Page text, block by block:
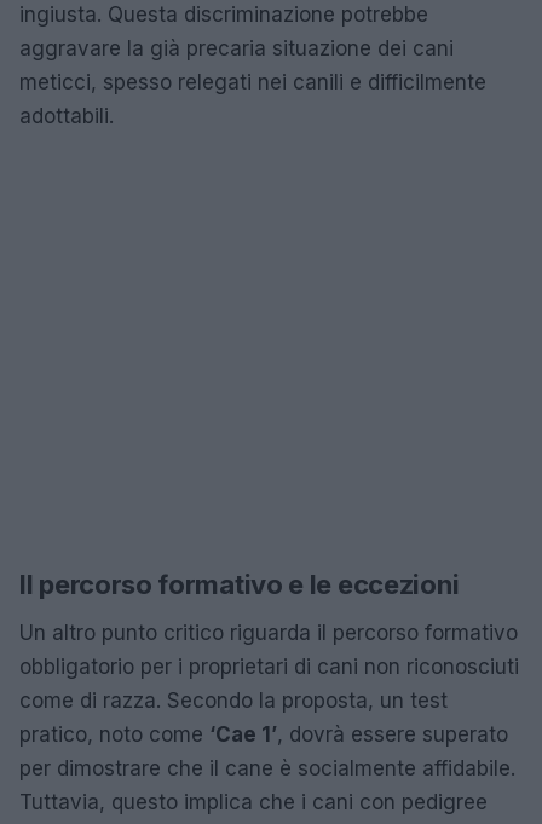
ingiusta. Questa discriminazione potrebbe
aggravare la già precaria situazione dei cani
meticci, spesso relegati nei canili e difficilmente
adottabili.
Il percorso formativo e le eccezioni
Un altro punto critico riguarda il percorso formativo
obbligatorio per i proprietari di cani non riconosciuti
come di razza. Secondo la proposta, un test
pratico, noto come ‘Cae 1’, dovrà essere superato
per dimostrare che il cane è socialmente affidabile.
Tuttavia, questo implica che i cani con pedigree